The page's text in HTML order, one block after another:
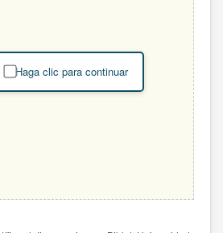
Haga clic para continuar